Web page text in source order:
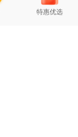
特惠优选